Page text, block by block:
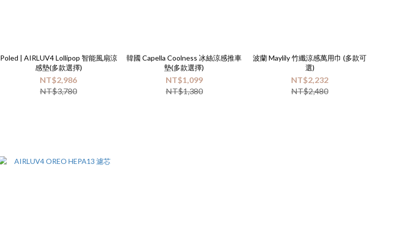
Poled | AIRLUV4 Lollipop 智能風扇涼
感墊(多款選擇)
NT$2,986
NT$3,780
韓國 Capella Coolness 冰絲涼感推車
墊(多款選擇)
NT$1,099
NT$1,380
波蘭 Maylily 竹纖涼感萬用巾 (多款可
選)
NT$2,232
NT$2,480